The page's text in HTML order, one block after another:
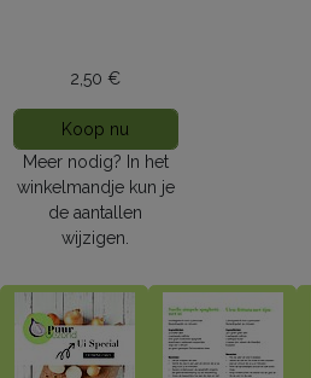
2,50 €
Meer nodig? In het
winkelmandje kun je
de aantallen
wijzigen.